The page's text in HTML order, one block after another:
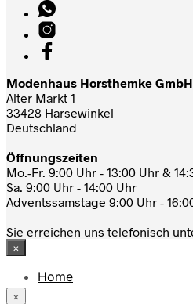
Modenhaus Horsthemke GmbH
Alter Markt 1
33428 Harsewinkel
Deutschland
Öffnungszeiten
Mo.-Fr. 9:00 Uhr - 13:00 Uhr &
Sa. 9:00 Uhr - 14:00 Uhr
Adventssamstage 9:00 Uhr -
Sie erreichen uns telefonisch
×
Home
×